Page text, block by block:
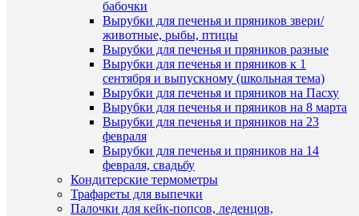
бабочки
Вырубки для печенья и пряников звери/
животные, рыбы, птицы
Вырубки для печенья и пряников разные
Вырубки для печенья и пряников к 1
сентября и выпускному (школьная тема)
Вырубки для печенья и пряников на Пасху
Вырубки для печенья и пряников на 8 марта
Вырубки для печенья и пряников на 23
февраля
Вырубки для печенья и пряников на 14
февраля, свадьбу
Кондитерские термометры
Трафареты для выпечки
Палочки для кейк-попсов, леденцов,
Быстрый